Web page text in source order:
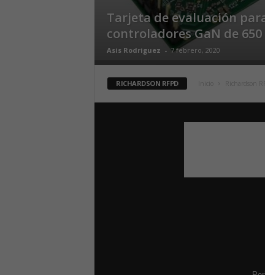
Tarjeta de evaluación
controladores GaN de 650
Asis Rodriguez - 7 febrero, 2020
RICHARDSON RFPD